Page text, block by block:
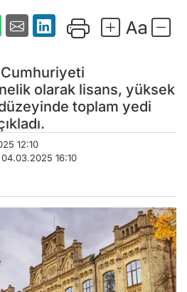
olarak lisans, yüksek
toplam yedi
12:10
16:10